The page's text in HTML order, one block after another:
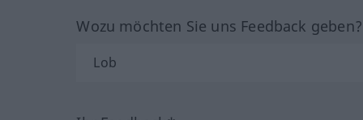
Wozu möchten Sie uns Feedback